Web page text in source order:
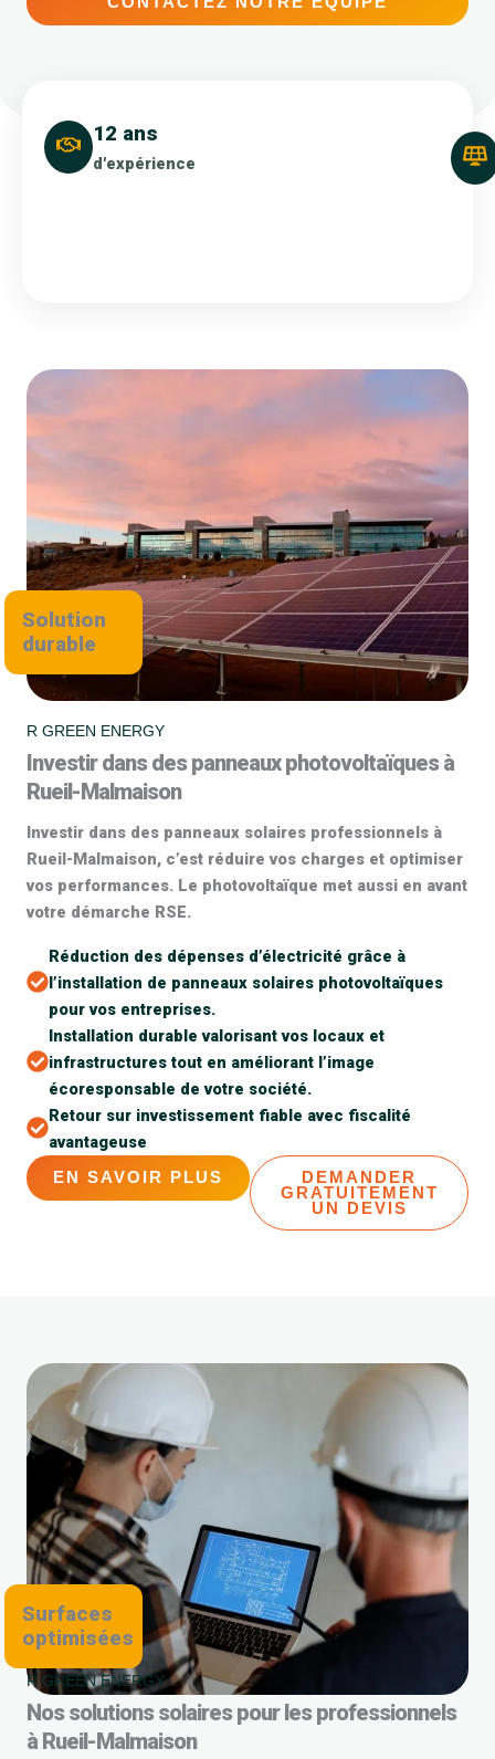
12 ans
d'expérience
Solution
durable
R GREEN ENERGY
Investir dans des panneaux photovoltaïques à
Rueil-Malmaison
Investir dans des panneaux solaires professionnels à
Rueil-Malmaison, c’est réduire vos charges et optimiser
vos performances. Le photovoltaïque met aussi en avant
votre démarche RSE.
Réduction des dépenses d’électricité grâce à
l’installation de panneaux solaires photovoltaïques
pour vos entreprises.
Installation durable valorisant vos locaux et
infrastructures tout en améliorant l’image
écoresponsable de votre société.
Retour sur investissement fiable avec fiscalité
avantageuse
EN SAVOIR PLUS
DEMANDER
GRATUITEMENT
UN DEVIS
Surfaces
optimisées
R GREEN ENERGY
Nos solutions solaires pour les professionnels
à Rueil-Malmaison